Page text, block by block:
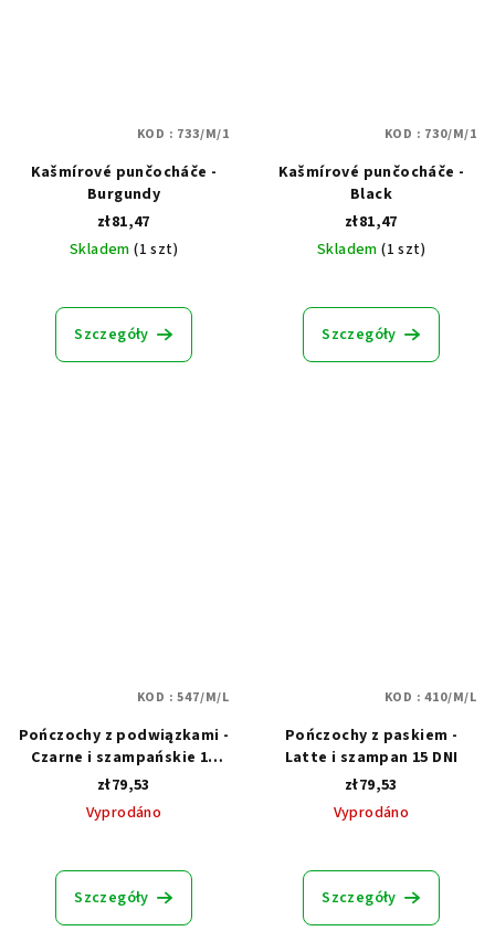
Kašmírové punčocháče -
Burgundy
zł81,47
Skladem(1 szt)
Szczegóły
KOD : 733/M/1
Kašmírové punčocháče -
Black
zł81,47
Skladem(1 szt)
Szczegóły
KOD : 730/M/1
Pończochy z podwiązkami -
Czarne i szampańskie 15
DNI
zł79,53
Vyprodáno
ocena
produktu
Szczegóły
KOD :547/M/L
Pończochy z paskiem -
Latte i szampan 15 DNI
zł79,53
Vyprodáno
ocena
produktu
Szczegóły
KOD :410/M/L